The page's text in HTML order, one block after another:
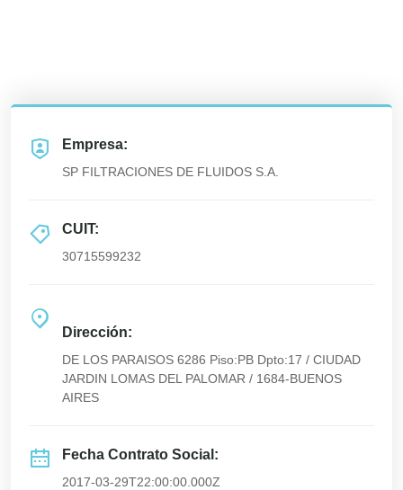
Empresa:
SP FILTRACIONES DE FLUIDOS S.A.
CUIT:
30715599232
Dirección:
DE LOS PARAISOS 6286 Piso:PB Dpto:17 / CIUDAD
JARDIN LOMAS DEL PALOMAR / 1684-BUENOS
AIRES
Fecha Contrato Social:
2017-03-29T22:00:00.000Z